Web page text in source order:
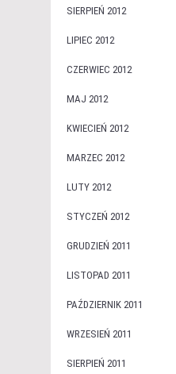
SIERPIEŃ 2012
LIPIEC 2012
CZERWIEC 2012
MAJ 2012
KWIECIEŃ 2012
MARZEC 2012
LUTY 2012
STYCZEŃ 2012
GRUDZIEŃ 2011
LISTOPAD 2011
PAŹDZIERNIK 2011
WRZESIEŃ 2011
SIERPIEŃ 2011